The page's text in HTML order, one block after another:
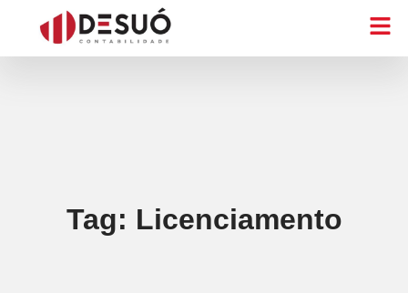
Tag: Licenciamento